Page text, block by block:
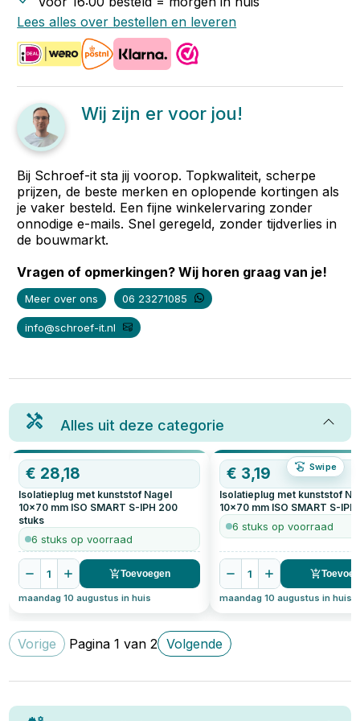
Lees alles over bestellen en leveren
Wij zijn er voor jou!
Bij Schroef-it sta jij voorop. Topkwaliteit, scherpe
prijzen, de beste merken en oplopende kortingen als
je vaker besteld. Een fijne winkelervaring zonder
onnodige e-mails. Snel geregeld, zonder tijdverlies in
de bouwmarkt.
Vragen of opmerkingen? Wij horen graag van je!
Meer over ons 06 23271085
info@schroef-it.nl
Alles uit deze categorie
Swipe
€ 28,18
Isolatieplug met kunststof Nagel
10x70 mm ISO SMART S-IPH 200
stuks
6 stuks op voorraad
1 Toevoegen
maandag 10 augustus in huis
€ 3,19
Isolatieplug met kunststof
10x70 mm ISO SMART S-IPH
6 stuks op voorraad
1
maandag 10 augustus in huis
Vorige Pagina1 van2 Volgende